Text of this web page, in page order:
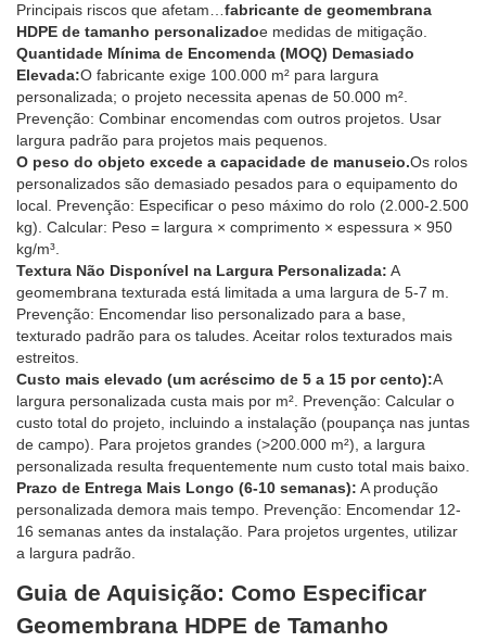
Principais riscos que afetam… fabricante de geomembrana
HDPE de tamanho personalizadoe medidas de mitigação.
Quantidade Mínima de Encomenda (MOQ) Demasiado
Elevada:O fabricante exige 100.000 m² para largura
personalizada; o projeto necessita apenas de 50.000 m².
Prevenção: Combinar encomendas com outros projetos. Usar
largura padrão para projetos mais pequenos.
O peso do objeto excede a capacidade de manuseio.Os rolos
personalizados são demasiado pesados para o equipamento do
local. Prevenção: Especificar o peso máximo do rolo (2.000-2.500
kg). Calcular: Peso = largura × comprimento × espessura × 950
kg/m³.
Textura Não Disponível na Largura Personalizada: A
geomembrana texturada está limitada a uma largura de 5-7 m.
Prevenção: Encomendar liso personalizado para a base,
texturado padrão para os taludes. Aceitar rolos texturados mais
estreitos.
Custo mais elevado (um acréscimo de 5 a 15 por cento):A
largura personalizada custa mais por m². Prevenção: Calcular o
custo total do projeto, incluindo a instalação (poupança nas juntas
de campo). Para projetos grandes (>200.000 m²), a largura
personalizada resulta frequentemente num custo total mais baixo.
Prazo de Entrega Mais Longo (6-10 semanas): A produção
personalizada demora mais tempo. Prevenção: Encomendar 12-
16 semanas antes da instalação. Para projetos urgentes, utilizar
a largura padrão.
Guia de Aquisição: Como Especificar
Geomembrana HDPE de Tamanho